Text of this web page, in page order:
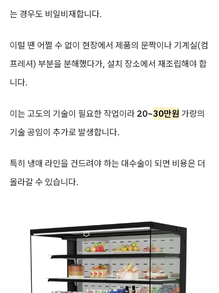
는 경우도 비일비재합니다.
이럴 땐 어쩔 수 없이 현장에서 제품의 문짝이나 기계실(컴
프레셔) 부분을 분해했다가, 설치 장소에서 재조립해야 합
니다.
이는 고도의 기술이 필요한 작업이라 20~30만원 가량의
기술 공임이 추가로 발생합니다.
특히 냉매 라인을 건드려야 하는 대수술이 되면 비용은 더
올라갈 수 있습니다.